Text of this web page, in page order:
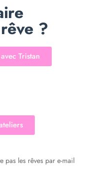
?
Tristan
pas les rêves par e-mail